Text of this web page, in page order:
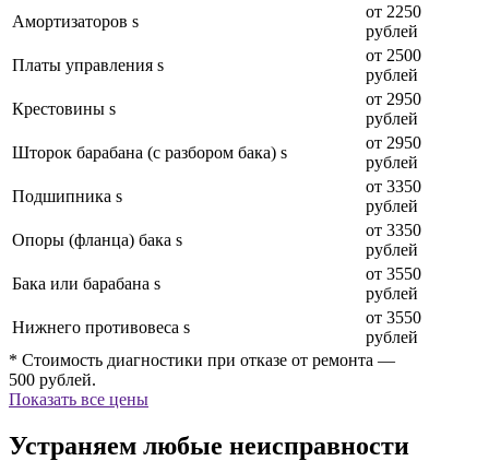
Амортизаторов s
от 2250
рублей
Платы управления s
от 2500
рублей
Крестовины s
от 2950
рублей
Шторок барабана (с разбором бака) s
от 2950
рублей
Подшипника s
от 3350
рублей
Опоры (фланца) бака s
от 3350
рублей
Бака или барабана s
от 3550
рублей
Нижнего противовеса s
от 3550
рублей
* Стоимость диагностики при отказе от ремонта —
500 рублей.
Показать все цены
Устраняем любые неисправности